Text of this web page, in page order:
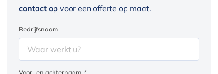
contact op voor een offerte op maat.
Bedrijfsnaam
Voor- en achternaam *